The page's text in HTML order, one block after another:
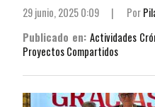
29 junio, 2025 0:09 | Por
Publicado en: Actividades
Proyectos Compartidos